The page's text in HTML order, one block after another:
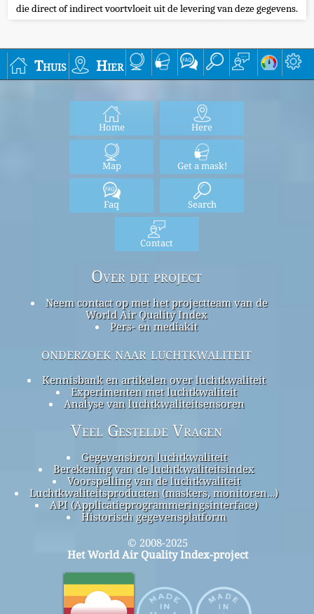
die direct of indirect voortvloeit uit de levering van deze gegevens.
Thuis Hier
Home Here
Map Get a mask!
Faq Search
Contact
Over dit project
Neem contact op met het projectteam van de
World Air Quality Index
Pers- en mediakit
onderzoek naar luchtkwaliteit
Kennisbank en artikelen over luchtkwaliteit
Experimenten met luchtkwaliteit
Analyse van luchtkwaliteitsensoren
Veel Gestelde Vragen
Gegevensbron luchtkwaliteit
Berekening van de luchtkwaliteitsindex
Voorspelling van de luchtkwaliteit
Luchtkwaliteitsproducten (maskers, monitoren…)
API (Applicatieprogrammeringsinterface)
Historisch gegevensplatform
© 2008-2025
Het World Air Quality Index-project